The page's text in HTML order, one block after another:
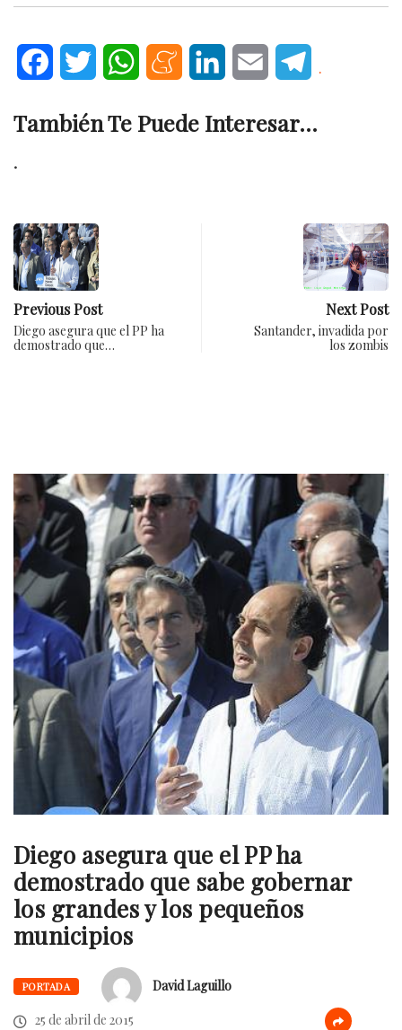
FacebookTwitter WhatsAppMeneameLinkedInEmail .
También Te Puede Interesar...
.
Previous Post
Diego asegura que el PP ha
demostrado que…
Next Post
Santander, invadida por
los zombis
Diego asegura que el PP ha
demostrado que sabe gobernar
los grandes y los pequeños
municipios
PORTADA
David Laguillo
25 de abril de 2015